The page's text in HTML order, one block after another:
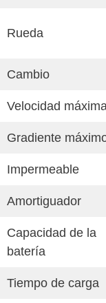
Rueda
Cambio
Velocidad
Gradiente
Impermeable
Amortiguador
Capacidad de la
batería
Tiempo de carga